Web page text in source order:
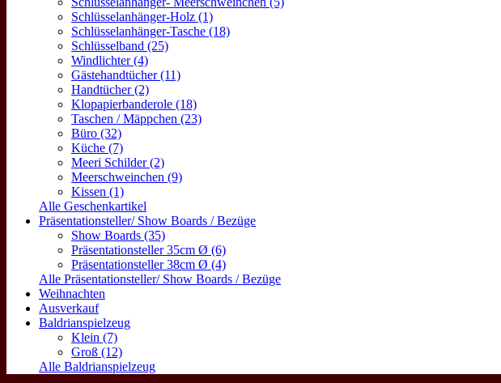
Schlüsselanhänger-Holz (1)
Schlüsselanhänger-Tasche (18)
Schlüsselband (25)
Windlichter (4)
Gästehandtücher (11)
Handtücher (2)
Klopapierbanderole (18)
Taschen / Mäppchen (23)
Büro (32)
Küche (7)
Meeri Schilder (2)
Meerschweinchen (9)
Kissen (1)
Alle Geschenkartikel
Präsentationsteller/ Show Boards / Bezüge
Show Boards (35)
Präsentationsteller 35cm Ø (6)
Präsentationsteller 38cm Ø (4)
Alle Präsentationsteller/ Show Boards / Bezüge
Weihnachten
Ausverkauf
Baldrianspielzeug
Klein (7)
Groß (12)
Alle Baldrianspielzeug